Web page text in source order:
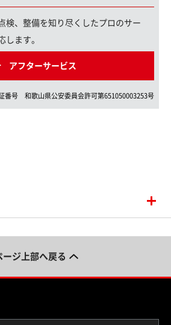
検、整備を知り尽くしたプロのサー
します。
アフターサービス
番号 和歌山県公安委員会許可第651050003253号
ージ上部へ戻る